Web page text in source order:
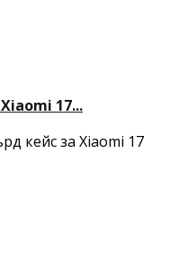
17...
кейс за Xiaomi 17